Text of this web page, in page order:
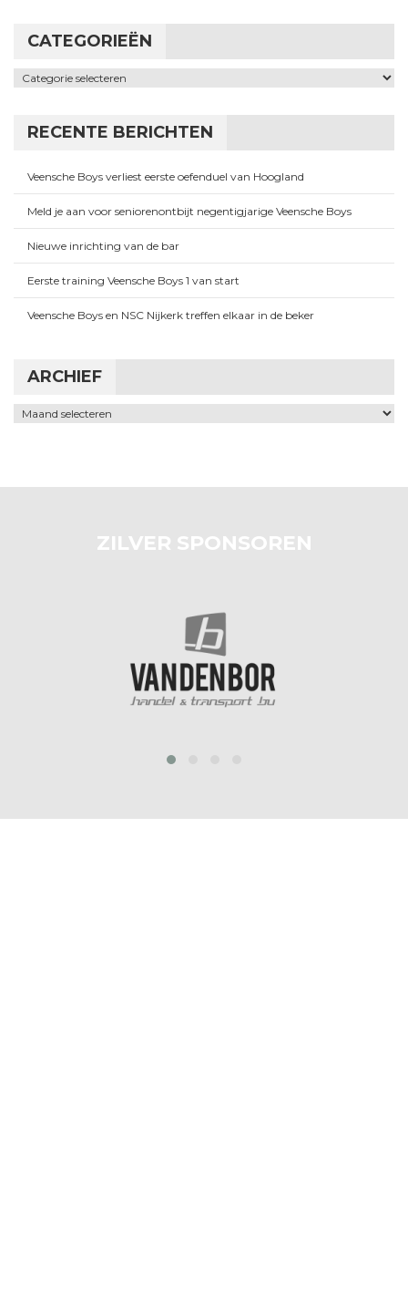
CATEGORIEËN
Categorieën
RECENTE BERICHTEN
Veensche Boys verliest eerste oefenduel van Hoogland
Meld je aan voor seniorenontbijt negentigjarige Veensche Boys
Nieuwe inrichting van de bar
Eerste training Veensche Boys 1 van start
Veensche Boys en NSC Nijkerk treffen elkaar in de beker
ARCHIEF
Archief
ZILVER SPONSOREN
prev